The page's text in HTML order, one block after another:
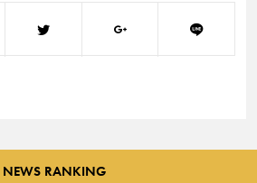
NEWS RANKING